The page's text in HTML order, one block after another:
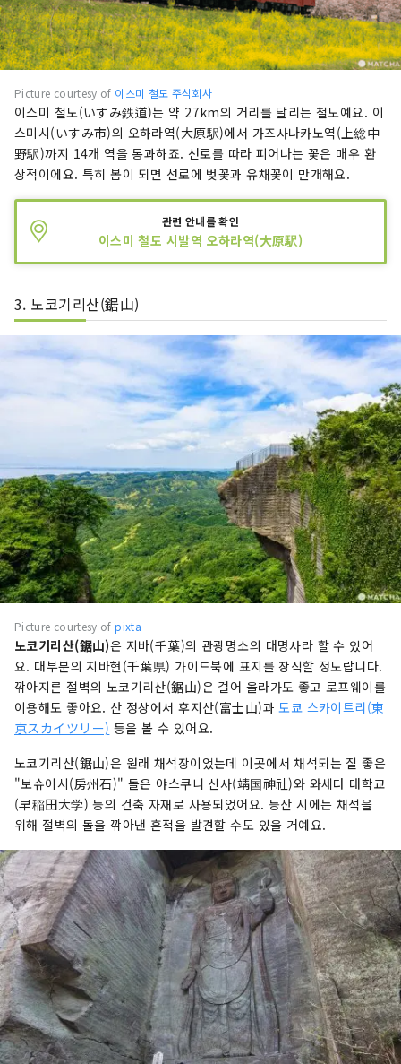
Picture courtesy of 이스미 철도 주식회사
이스미 철도(いすみ鉄道)는 약 27km의 거리를 달리는 철도예요. 이
스미시(いすみ市)의 오하라역(大原駅)에서 가즈사나카노역(上総中
野駅)까지 14개 역을 통과하죠. 선로를 따라 피어나는 꽃은 매우 환
상적이에요. 특히 봄이 되면 선로에 벚꽃과 유채꽃이 만개해요.
관련 안내를 확인
이스미 철도 시발역 오하라역(大原駅)
3. 노코기리산(鋸山)
Picture courtesy ofpixta
노코기리산(鋸山)은 지바(千葉)의 관광명소의 대명사라 할 수 있어
요. 대부분의 지바현(千葉県) 가이드북에 표지를 장식할 정도랍니다.
깎아지른 절벽의 노코기리산(鋸山)은 걸어 올라가도 좋고 로프웨이를
이용해도 좋아요. 산 정상에서 후지산(富士山)과도쿄 스카이트리(東
京スカイツリー) 등을 볼 수 있어요.
노코기리산(鋸山)은 원래 채석장이었는데 이곳에서 채석되는 질 좋은
"보슈이시(房州石)" 돌은 야스쿠니 신사(靖国神社)와 와세다 대학교
(早稲田大学) 등의 건축 자재로 사용되었어요. 등산 시에는 채석을
위해 절벽의 돌을 깎아낸 흔적을 발견할 수도 있을 거예요.